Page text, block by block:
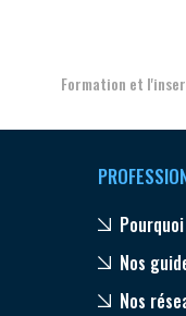
Formation et l'insertion
Nos
Nos